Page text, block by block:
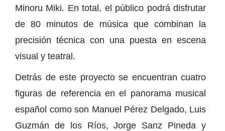
Minoru Miki. En total, el público podrá disfrutar
de 80 minutos de música que combinan la
precisión técnica con una puesta en escena
visual y teatral.
Detrás de este proyecto se encuentran cuatro
figuras de referencia en el panorama musical
español como son Manuel Pérez Delgado, Luis
Guzmán de los Ríos, Jorge Sanz Pineda y